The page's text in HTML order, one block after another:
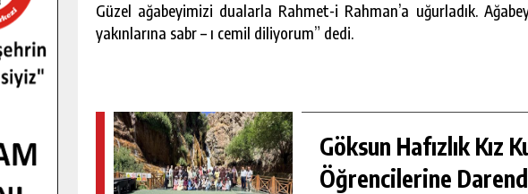
Güzel ağabeyimizi dualarla Rahmet-i Rahman’a uğurladık.
yakınlarına sabr – ı cemil diliyorum” dedi.
Göksun Hafızlık Kız
Öğrencilerine
GÜNLÜK HABER AKIŞI
YENI MEDYA VE FOTOĞRAFÇILIĞI
KEŞFETTI.